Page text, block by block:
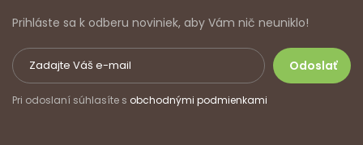
Prihláste sa k odberu noviniek, aby Vám nič neuniklo!
Pri odoslaní súhlasíte s obchodnými podmienkami